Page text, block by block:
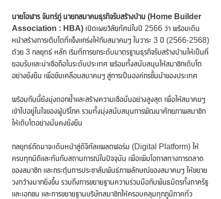
นายโอฬาร จันทร์ภู่ นายกสมาคมธุรกิจรับสร้างบ้าน (Home Builder
Association : HBA) เปิดเผยวิสัยทัศน์ในปี 2566 ว่า พร้อมเดิน
หน้าสร้างการเติบโตที่แข็งแกร่งให้กับสมาคมฯ ในวาระ 3 ปี (2566-2568)
ด้วย 3 กลยุทธ์ หลัก เริ่มที่การยกระดับมาตรฐานธุรกิจรับสร้างบ้านให้เป็นที่
ยอมรับและน่าเชื่อถือในระดับประเทศ พร้อมทั้งสนับสนุนให้สมาชิกเติบโต
อย่างยั่งยืน เพื่อขับเคลื่อนสมาคมฯ สู่การเป็นองค์กรชั้นนำของประเทศ
พร้อมกันนี้ยังมุ่งตอกย้ำและสร้างความเชื่อมั่นอย่างสูงสุด เพื่อให้สมาคมฯ
เข้าไปอยู่ในใจของผู้บริโภค รวมทั้งมุ่งสนับสนุนการพัฒนาศักยภาพสมาชิก
ให้เติบโตอย่างมั่นคงยั่งยืน
กลยุทธ์ถัดมาจะเดินหน้าสู่ดิจิทัลแพลตฟอร์ม (Digital Platform) ให้
ครบทุกมิติและทันกับสถานการณ์ในปัจจุบัน เพื่อเพิ่มโอกาสทางการตลาด
ของสมาชิก และกระตุ้นการประชาสัมพันธ์ภาพลักษณ์ของสมาคมฯ ให้ขยาย
วงกว้างมากยิ่งขึ้น รวมถึงการขยายฐานความร่วมมือกับพันธมิตรทั้งภาครัฐ
และเอกชน และการขยายฐานบริษัทสมาชิกให้ครอบคลุมทุกภูมิภาคทั่ว